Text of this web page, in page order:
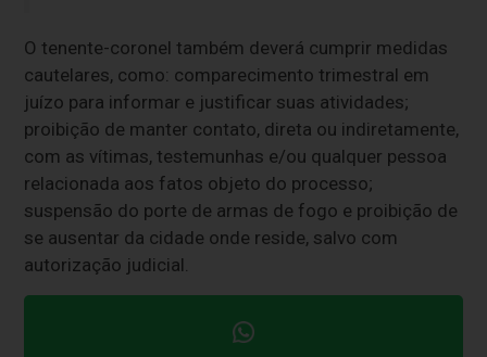
O tenente-coronel também deverá cumprir medidas
cautelares, como: comparecimento trimestral em
juízo para informar e justificar suas atividades;
proibição de manter contato, direta ou indiretamente,
com as vítimas, testemunhas e/ou qualquer pessoa
relacionada aos fatos objeto do processo;
suspensão do porte de armas de fogo e proibição de
se ausentar da cidade onde reside, salvo com
autorização judicial.